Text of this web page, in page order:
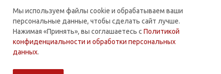
2026 © holod-62.ru. Комплектующие для бытовой и
коммерческой техники.
Мы используем файлы cookie и обрабатываем ваши
персональные данные, чтобы сделать сайт лучше.
Нажимая «Принять», вы соглашаетесь с Политикой
конфиденциальности и обработки персональных
данных.